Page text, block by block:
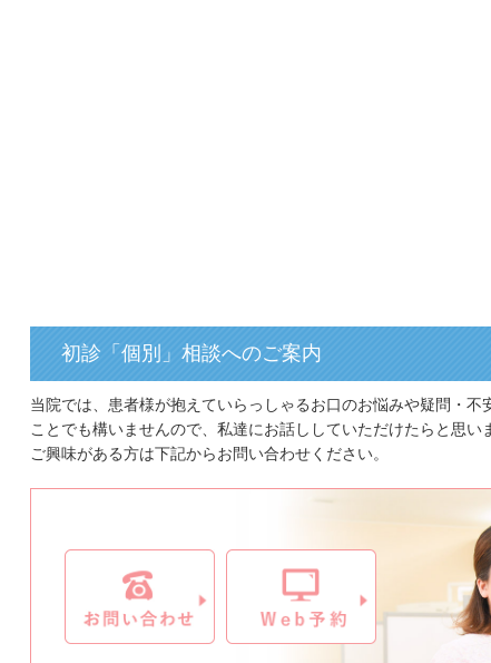
初診「個別」相談へのご案内
当院では、患者様が抱えていらっしゃるお口のお悩みや疑問・
ことでも構いませんので、私達にお話ししていただけたらと思い
ご興味がある方は下記からお問い合わせください。